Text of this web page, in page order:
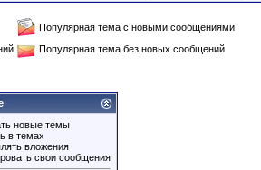
Популярная тема с новыми сообщениями
Популярная тема без новых сообщений
новые темы
в темах
вложения
свои сообщения